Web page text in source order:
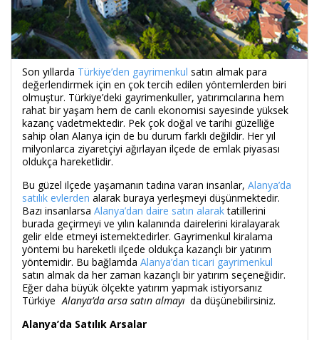
Son yıllarda Türkiye’den gayrimenkul satın almak para
değerlendirmek için en çok tercih edilen yöntemlerden biri
olmuştur. Türkiye’deki gayrimenkuller, yatırımcılarına hem
rahat bir yaşam hem de canlı ekonomisi sayesinde yüksek
kazanç vadetmektedir. Pek çok doğal ve tarihi güzelliğe
sahip olan Alanya için de bu durum farklı değildir. Her yıl
milyonlarca ziyaretçiyi ağırlayan ilçede de emlak piyasası
oldukça hareketlidir.
Bu güzel ilçede yaşamanın tadına varan insanlar, Alanya’da
satılık evlerden alarak buraya yerleşmeyi düşünmektedir.
Bazı insanlarsa Alanya’dan daire satın alaraktatillerini
burada geçirmeyi ve yılın kalanında dairelerini kiralayarak
gelir elde etmeyi istemektedirler. Gayrimenkul kiralama
yöntemi bu hareketli ilçede oldukça kazançlı bir yatırım
yöntemidir. Bu bağlamda Alanya’dan ticari gayrimenkul
satın almak da her zaman kazançlı bir yatırım seçeneğidir.
Eğer daha büyük ölçekte yatırım yapmak istiyorsanız
Türkiye Alanya’da arsa satın almayı da düşünebilirsiniz.
Alanya’da Satılık Arsalar